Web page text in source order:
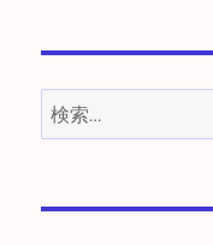
検
索: